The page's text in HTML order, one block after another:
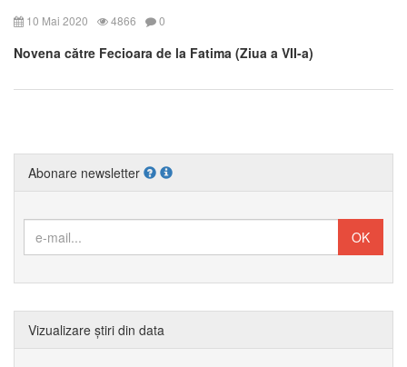
10 Mai 2020 4866 0
Novena către Fecioara de la Fatima (Ziua a VII-a)
Abonare newsletter
Vizualizare știri din data